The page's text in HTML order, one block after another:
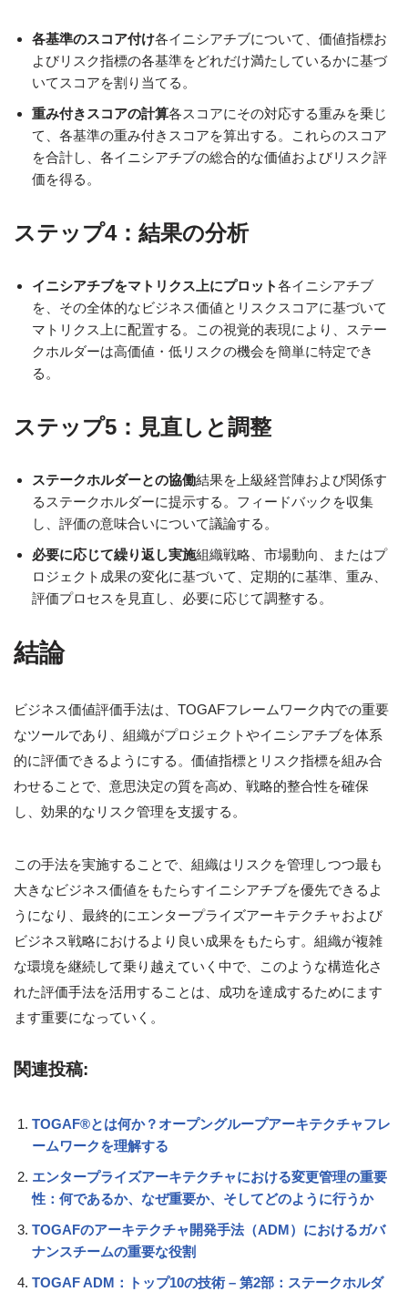
各基準のスコア付け各イニシアチブについて、価値指標お
よびリスク指標の各基準をどれだけ満たしているかに基づ
いてスコアを割り当てる。
重み付きスコアの計算各スコアにその対応する重みを乗じ
て、各基準の重み付きスコアを算出する。これらのスコア
を合計し、各イニシアチブの総合的な価値およびリスク評
価を得る。
ステップ4：結果の分析
イニシアチブをマトリクス上にプロット各イニシアチブ
を、その全体的なビジネス価値とリスクスコアに基づいて
マトリクス上に配置する。この視覚的表現により、ステー
クホルダーは高価値・低リスクの機会を簡単に特定でき
る。
ステップ5：見直しと調整
ステークホルダーとの協働結果を上級経営陣および関係す
るステークホルダーに提示する。フィードバックを収集
し、評価の意味合いについて議論する。
必要に応じて繰り返し実施組織戦略、市場動向、またはプ
ロジェクト成果の変化に基づいて、定期的に基準、重み、
評価プロセスを見直し、必要に応じて調整する。
結論
ビジネス価値評価手法は、TOGAFフレームワーク内での重要
なツールであり、組織がプロジェクトやイニシアチブを体系
的に評価できるようにする。価値指標とリスク指標を組み合
わせることで、意思決定の質を高め、戦略的整合性を確保
し、効果的なリスク管理を支援する。
この手法を実施することで、組織はリスクを管理しつつ最も
大きなビジネス価値をもたらすイニシアチブを優先できるよ
うになり、最終的にエンタープライズアーキテクチャおよび
ビジネス戦略におけるより良い成果をもたらす。組織が複雑
な環境を継続して乗り越えていく中で、このような構造化さ
れた評価手法を活用することは、成功を達成するためにます
ます重要になっていく。
関連投稿:
TOGAF®とは何か？オープングループアーキテクチャフレ
ームワークを理解する
エンタープライズアーキテクチャにおける変更管理の重要
性：何であるか、なぜ重要か、そしてどのように行うか
TOGAFのアーキテクチャ開発手法（ADM）におけるガバ
ナンスチームの重要な役割
TOGAF ADM：トップ10の技術 – 第2部：ステークホルダ